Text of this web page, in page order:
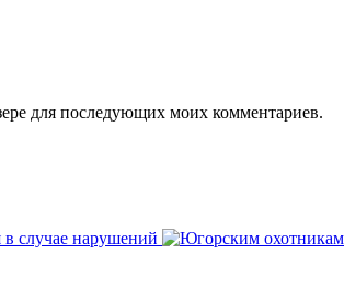
для последующих моих комментариев.